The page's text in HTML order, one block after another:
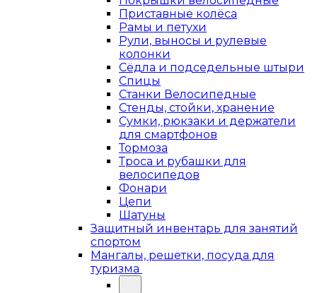
Приставные колёса
Рамы и петухи
Рули, выносы и рулевые
колонки
Сёдла и подседельные штыри
Спицы
Станки Велосипедные
Стенды, стойки, хранение
Сумки, рюкзаки и держатели
для смартфонов
Тормоза
Троса и рубашки для
велосипедов
Фонари
Цепи
Шатуны
Защитный инвентарь для занятий
спортом
Мангалы, решетки, посуда для
туризма